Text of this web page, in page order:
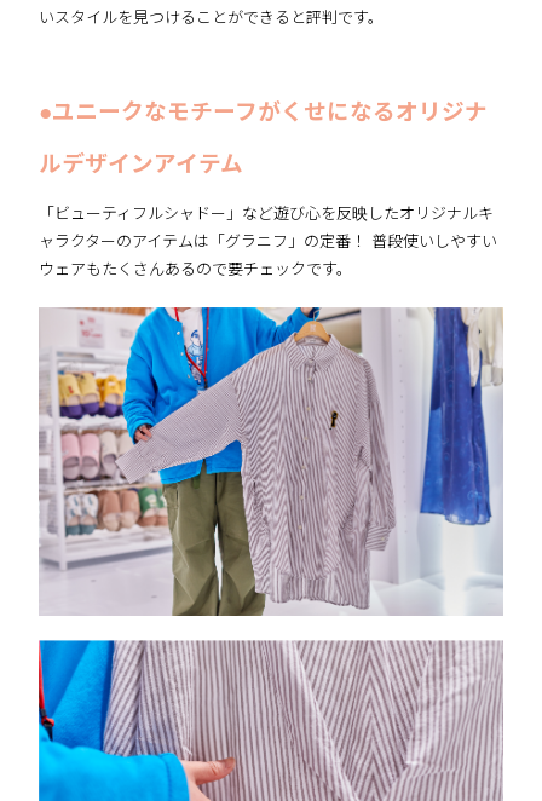
いスタイルを見つけることができると評判です。
●ユニークなモチーフがくせになるオリジナ
ルデザインアイテム
「ビューティフルシャドー」など遊び心を反映したオリジナルキ
ャラクターのアイテムは「グラニフ」の定番！ 普段使いしやすい
ウェアもたくさんあるので要チェックです。